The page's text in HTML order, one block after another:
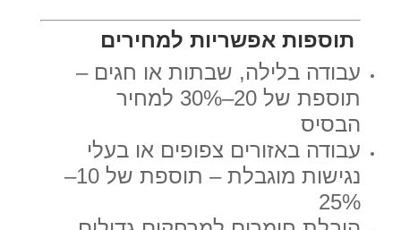
תוספות אפשריות למחירים
עבודה בלילה, שבתות או חגים –
תוספת של 20–30% למחיר
הבסיס
עבודה באזורים צפופים או בעלי
נגישות מוגבלת – תוספת של 10–
25%